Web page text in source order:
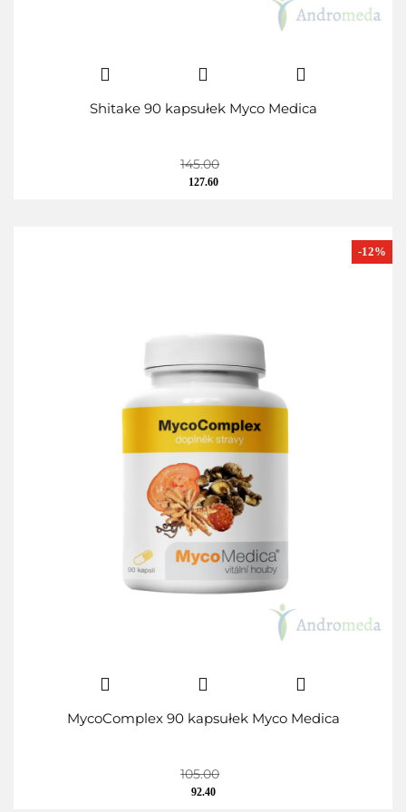
Shitake 90 kapsułek Myco Medica
145.00
127.60
MycoComplex 90 kapsułek Myco Medica
105.00
-12%
92.40